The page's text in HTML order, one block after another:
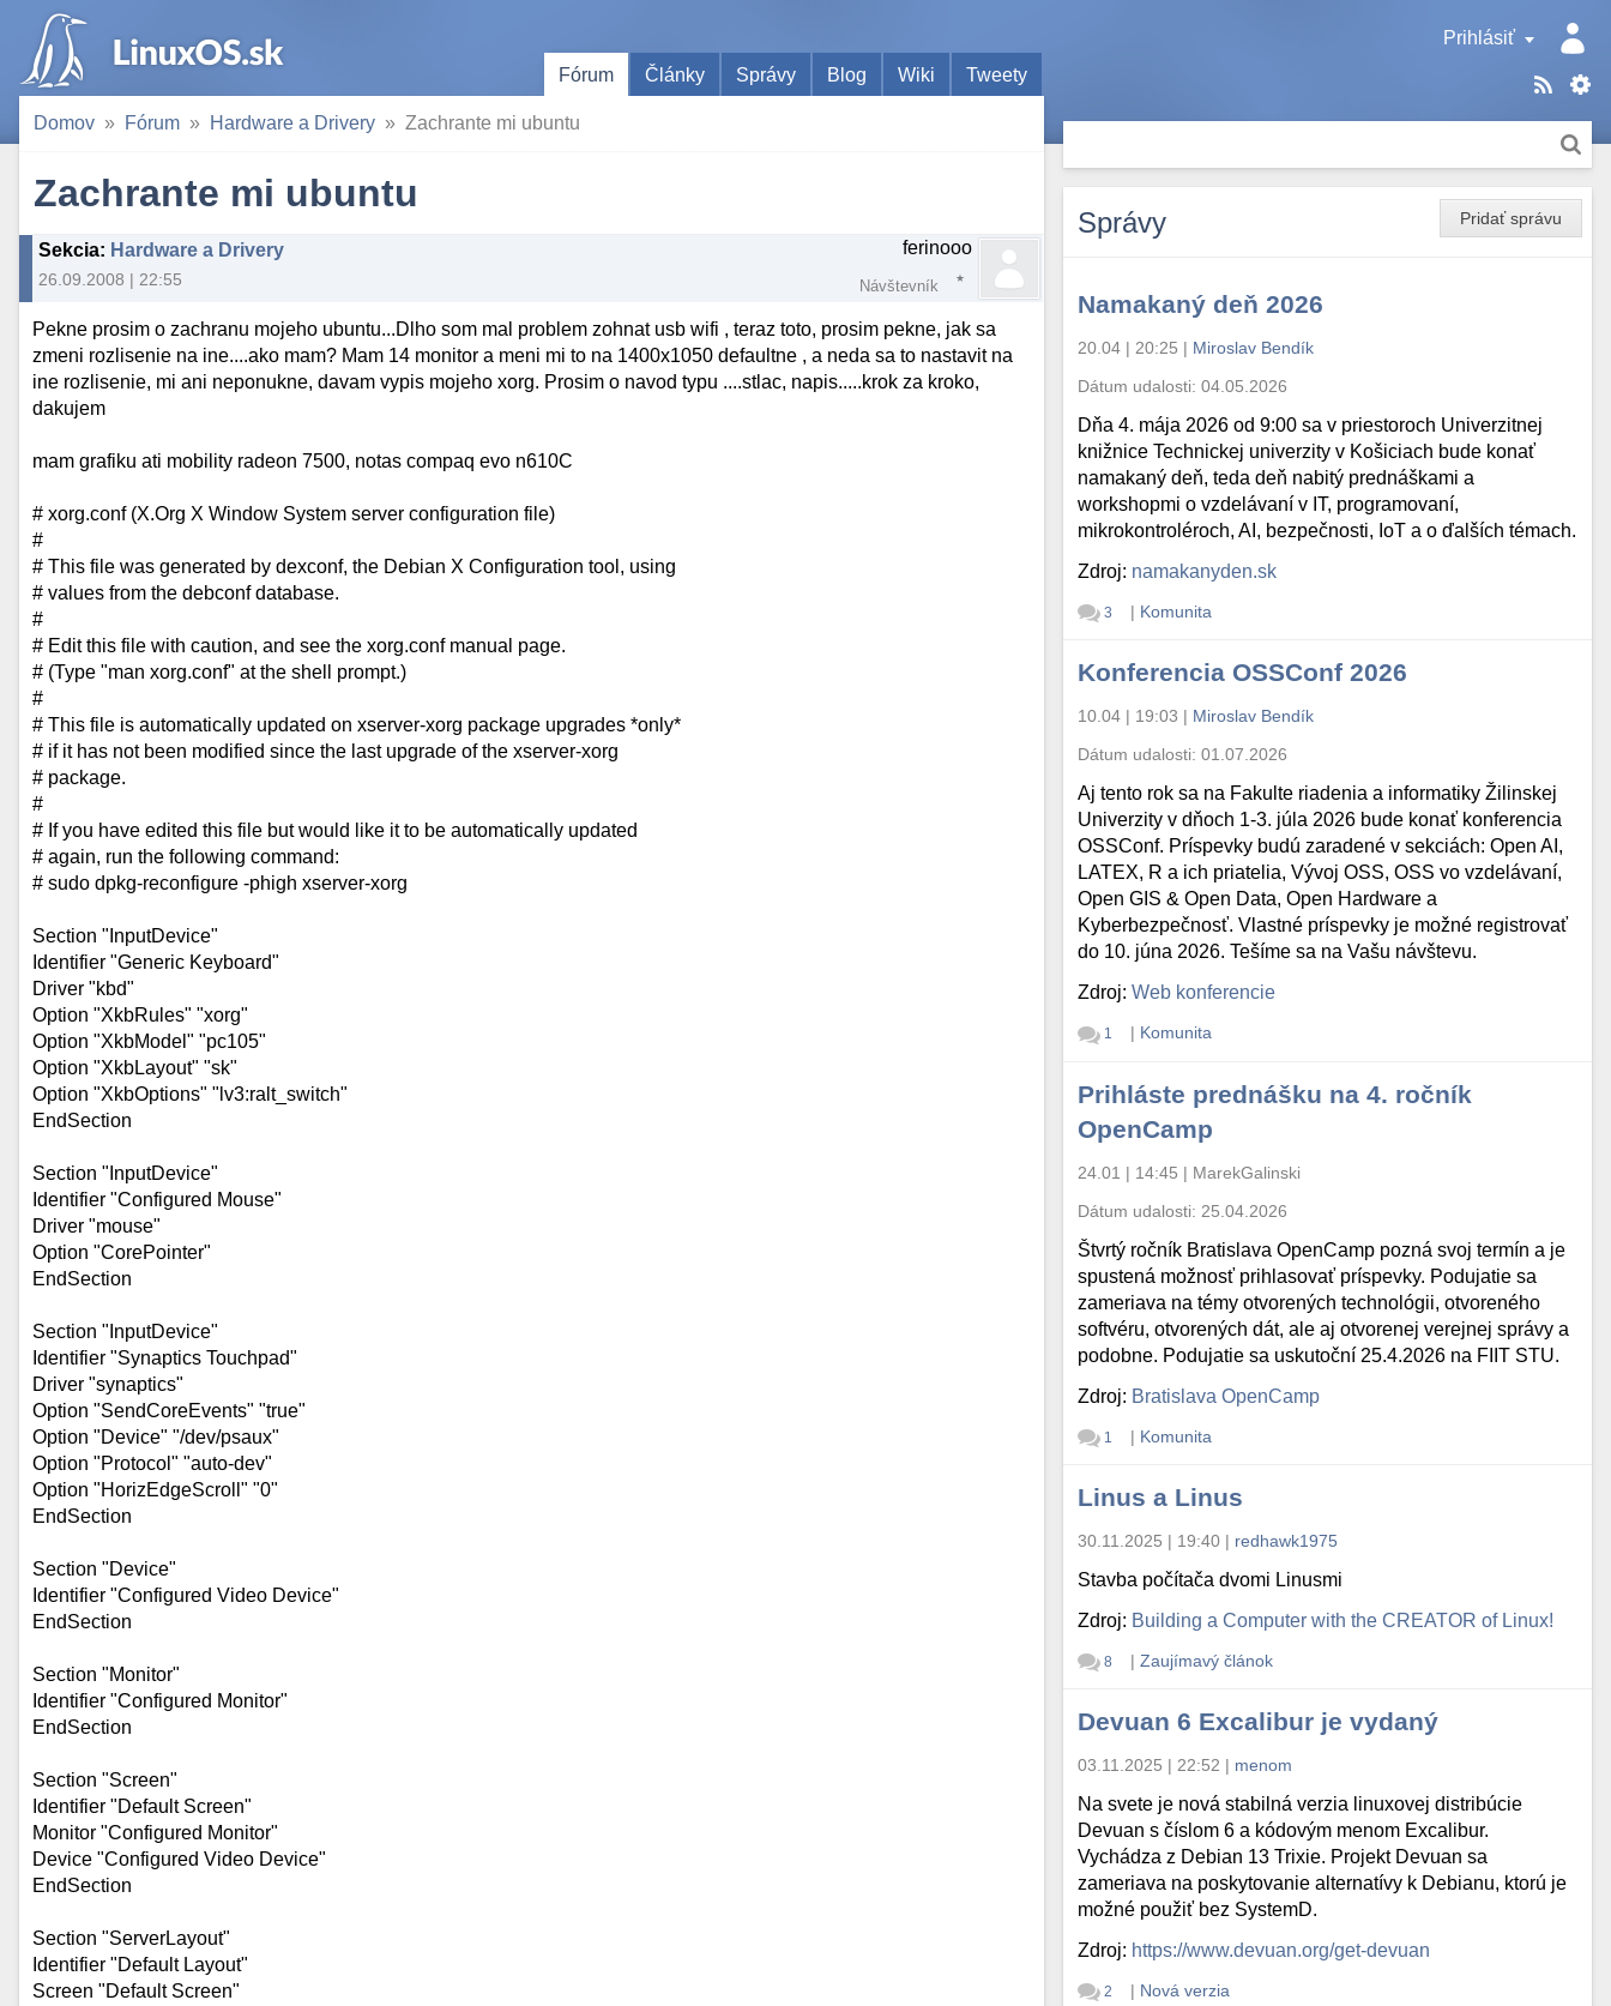
Prihlásiť
Fórum
Články Správy Blog Wiki Tweety
Domov Fórum Hardware a Drivery Zachrante mi ubuntu
Zachrante mi ubuntu
Sekcia: Hardware a Drivery
26.09.2008 | 22:55
ferinooo
Návštevník
Pekne prosim o zachranu mojeho ubuntu...Dlho som mal problem zohnat usb wifi , teraz toto, prosim pekne, jak sa
zmeni rozlisenie na ine....ako mam? Mam 14 monitor a meni mi to na 1400x1050 defaultne , a neda sa to nastavit na
ine rozlisenie, mi ani neponukne, davam vypis mojeho xorg. Prosim o navod typu ....stlac, napis.....krok za kroko,
dakujem
mam grafiku ati mobility radeon 7500, notas compaq evo n610C
# xorg.conf (X.Org X Window System server configuration file)
#
# This file was generated by dexconf, the Debian X Configuration tool, using
# values from the debconf database.
#
# Edit this file with caution, and see the xorg.conf manual page.
# (Type "man xorg.conf" at the shell prompt.)
#
# This file is automatically updated on xserver-xorg package upgrades *only*
# if it has not been modified since the last upgrade of the xserver-xorg
# package.
#
# If you have edited this file but would like it to be automatically updated
# again, run the following command:
# sudo dpkg-reconfigure -phigh xserver-xorg
Section "InputDevice"
Identifier "Generic Keyboard"
Driver "kbd"
Option "XkbRules" "xorg"
Option "XkbModel" "pc105"
Option "XkbLayout" "sk"
Option "XkbOptions" "lv3:ralt_switch"
EndSection
Section "InputDevice"
Identifier "Configured Mouse"
Driver "mouse"
Option "CorePointer"
EndSection
Section "InputDevice"
Identifier "Synaptics Touchpad"
Driver "synaptics"
Option "SendCoreEvents" "true"
Option "Device" "/dev/psaux"
Option "Protocol" "auto-dev"
Option "HorizEdgeScroll" "0"
EndSection
Section "Device"
Identifier "Configured Video Device"
EndSection
Section "Monitor"
Identifier "Configured Monitor"
EndSection
Section "Screen"
Identifier "Default Screen"
Monitor "Configured Monitor"
Device "Configured Video Device"
EndSection
Section "ServerLayout"
Identifier "Default Layout"
Screen "Default Screen"
Pridať správu
Správy
Namakaný deň 2026
20.04 | 20:25 | Miroslav Bendík
Dátum udalosti:04.05.2026
Dňa 4. mája 2026 od 9:00 sa v priestoroch Univerzitnej
knižnice Technickej univerzity v Košiciach bude konať
namakaný deň, teda deň nabitý prednáškami a
workshopmi o vzdelávaní v IT, programovaní,
mikrokontroléroch, AI, bezpečnosti, IoT a o ďalších témach.
Zdroj: namakanyden.sk
3 | Komunita
Konferencia OSSConf 2026
10.04 | 19:03 | Miroslav Bendík
Dátum udalosti:01.07.2026
Aj tento rok sa na Fakulte riadenia a informatiky Žilinskej
Univerzity v dňoch 1-3. júla 2026 bude konať konferencia
OSSConf. Príspevky budú zaradené v sekciách: Open AI,
LATEX, R a ich priatelia, Vývoj OSS, OSS vo vzdelávaní,
Open GIS & Open Data, Open Hardware a
Kyberbezpečnosť. Vlastné príspevky je možné registrovať
do 10. júna 2026. Tešíme sa na Vašu návštevu.
Zdroj:Web konferencie
1 | Komunita
Prihláste prednášku na 4. ročník
OpenCamp
24.01 | 14:45 | MarekGalinski
Dátum udalosti: 25.04.2026
Štvrtý ročník Bratislava OpenCamp pozná svoj termín a je
spustená možnosť prihlasovať príspevky. Podujatie sa
zameriava na témy otvorených technológii, otvoreného
softvéru, otvorených dát, ale aj otvorenej verejnej správy a
podobne. Podujatie sa uskutoční 25.4.2026 na FIIT STU.
Zdroj: Bratislava OpenCamp
1 | Komunita
Linus a Linus
30.11.2025 | 19:40 | redhawk1975
Stavba počítača dvomi Linusmi
Zdroj: Building a Computer with the CREATOR of Linux!
8 | Zaujímavý článok
Devuan 6 Excalibur je vydaný
03.11.2025 | 22:52 | menom
Na svete je nová stabilná verzia linuxovej distribúcie
Devuan s číslom 6 a kódovým menom Excalibur.
Vychádza z Debian 13 Trixie. Projekt Devuan sa
zameriava na poskytovanie alternatívy k Debianu, ktorú je
možné použiť bez SystemD.
Zdroj: https://www.devuan.org/get-devuan
2 | Nová verzia